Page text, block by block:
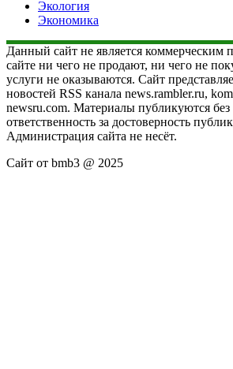
Экология
Экономика
Данный сайт не является коммерческим
сайте ни чего не продают, ни чего не
услуги не оказываются. Сайт
новостей RSS канала news.rambler.ru,
newsru.com. Материалы публикуются без
ответственность за достоверность
Администрация сайта не несёт.
Сайт от bmb3 @ 2025